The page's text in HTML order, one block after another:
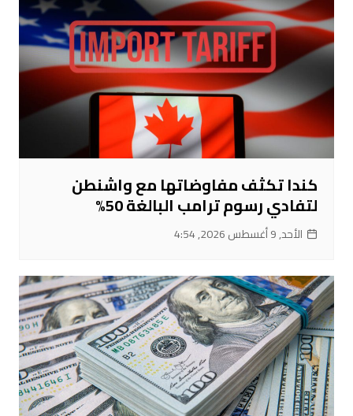
كندا تكثف مفاوضاتها مع واشنطن
لتفادي رسوم ترامب البالغة 50%
الأحد, 9 أغسطس 2026, 4:54